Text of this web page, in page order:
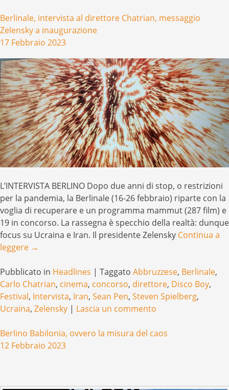
Berlinale, intervista al direttore Chatrian, messaggio
Zelensky a inaugurazione
17 Febbraio 2023
L’INTERVISTA BERLINO Dopo due anni di stop, o restrizioni
per la pandemia, la Berlinale (16-26 febbraio) riparte con la
voglia di recuperare e un programma mammut (287 film) e
19 in concorso. La rassegna è specchio della realtà: dunque
focus su Ucraina e Iran. Il presidente Zelensky Continua a
leggere →
Pubblicato in Headlines | Taggato Abbruzzese, Berlinale,
Carlo Chatrian, cinema, concorso, direttore, Disco Boy,
Festival, Intervista, Iran, Sean Pen, Steven Spielberg,
Ucraina, Zelensky | Lascia un commento
Berlino Babilonia, ovvero la misura del caos
12 Febbraio 2023